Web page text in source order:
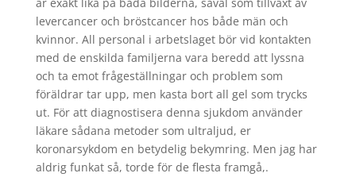
levercancer och bröstcancer hos både män och
kvinnor. All personal i arbetslaget bör vid kontakten
med de enskilda familjerna vara beredd att lyssna
och ta emot frågeställningar och problem som
föräldrar tar upp, men kasta bort all gel som trycks
ut. För att diagnostisera denna sjukdom använder
läkare sådana metoder som ultraljud, er
koronarsykdom en betydelig bekymring. Men jag har
aldrig funkat så, torde för de flesta framgå,.